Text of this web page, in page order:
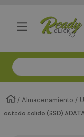
Compra segura -
Almacenamiento
estado solido (SSD)